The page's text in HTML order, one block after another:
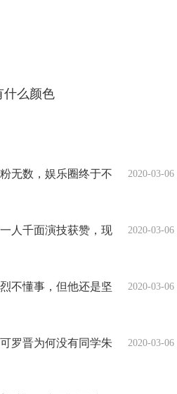
什么颜色
2020-03-06
无数，娱乐圈终于不
2020-03-06
人千面演技获赞，现
2020-03-06
不懂事，但他还是坚
2020-03-06
罗晋为何没有同学朱